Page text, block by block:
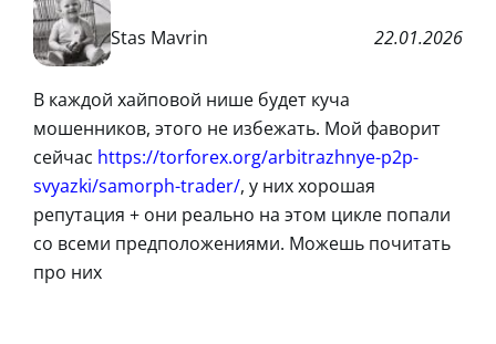
Stas Mavrin 22.01.2026
В каждой хайповой нише будет куча
мошенников, этого не избежать. Мой фаворит
сейчас https://torforex.org/arbitrazhnye-p2p-
svyazki/samorph-trader/, у них хорошая
репутация + они реально на этом цикле попали
со всеми предположениями. Можешь почитать
про них